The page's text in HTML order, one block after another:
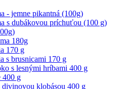
- jemne pikantná (100g)
s dubákovou príchuťou (100 g)
180g
170 g
s brusnicami 170 g
s lesnými hríbami 400 g
400 g
divinovou klobásou 400 g